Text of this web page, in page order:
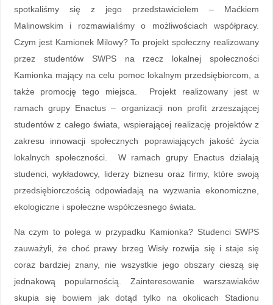
spotkaliśmy się z jego przedstawicielem – Maćkiem
Malinowskim i rozmawialiśmy o możliwościach współpracy.
Czym jest Kamionek Milowy? To projekt społeczny realizowany
przez studentów SWPS na rzecz lokalnej społeczności
Kamionka mający na celu pomoc lokalnym przedsiębiorcom, a
także promocję tego miejsca. Projekt realizowany jest w
ramach grupy Enactus – organizacji non profit zrzeszającej
studentów z całego świata, wspierającej realizację projektów z
zakresu innowacji społecznych poprawiających jakość życia
lokalnych społeczności. W ramach grupy Enactus działają
studenci, wykładowcy, liderzy biznesu oraz firmy, które swoją
przedsiębiorczością odpowiadają na wyzwania ekonomiczne,
ekologiczne i społeczne współczesnego świata.
Na czym to polega w przypadku Kamionka? Studenci SWPS
zauważyli, że choć prawy brzeg Wisły rozwija się i staje się
coraz bardziej znany, nie wszystkie jego obszary cieszą się
jednakową popularnością. Zainteresowanie warszawiaków
skupia się bowiem jak dotąd tylko na okolicach Stadionu